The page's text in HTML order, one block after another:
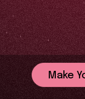
Make